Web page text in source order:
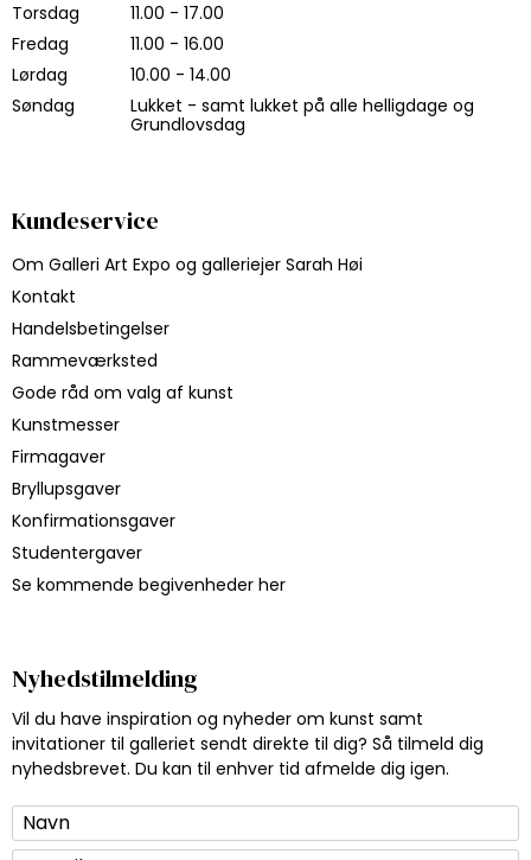
Torsdag
11.00 - 17.00
Fredag
11.00 - 16.00
Lørdag
10.00 - 14.00
Søndag
Lukket - samt lukket på alle helligdage og
Grundlovsdag
Kundeservice
Om Galleri Art Expo og galleriejer Sarah Høi
Kontakt
Handelsbetingelser
Rammeværksted
Gode råd om valg af kunst
Kunstmesser
Firmagaver
Bryllupsgaver
Konfirmationsgaver
Studentergaver
Se kommende begivenheder her
Nyhedstilmelding
Vil du have inspiration og nyheder om kunst samt
invitationer til galleriet sendt direkte til dig? Så tilmeld dig
nyhedsbrevet. Du kan til enhver tid afmelde dig igen.